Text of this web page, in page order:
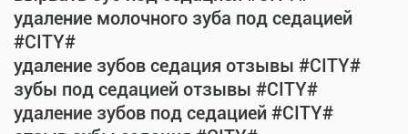
удаление молочного зуба под седацией
#CITY#
удаление зубов седация отзывы #CITY#
зубы под седацией отзывы #CITY#
удаление зубов под седацией #CITY#